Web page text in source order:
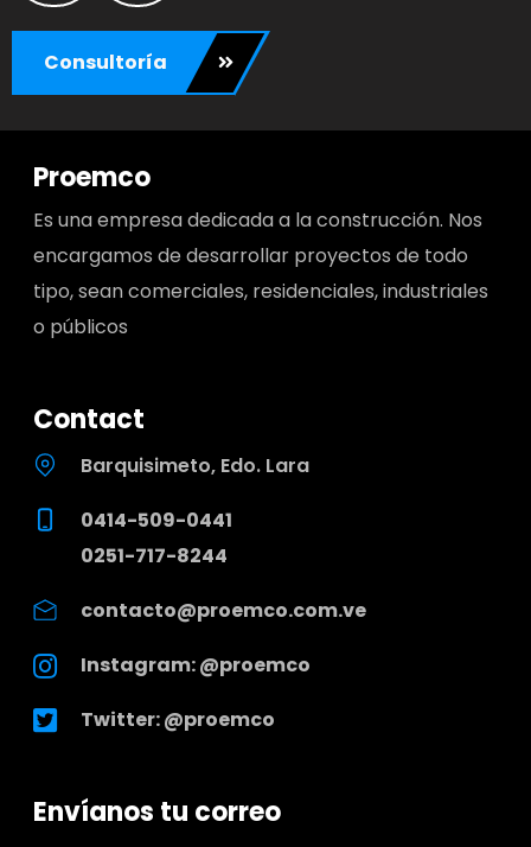
Consultoría
Proemco
Es una empresa dedicada a la construcción. Nos
encargamos de desarrollar proyectos de todo
tipo, sean comerciales, residenciales, industriales
o públicos
Contact
Barquisimeto, Edo. Lara
0414-509-0441
0251-717-8244
contacto@proemco.com.ve
Instagram: @proemco
Twitter: @proemco
Envíanos tu correo